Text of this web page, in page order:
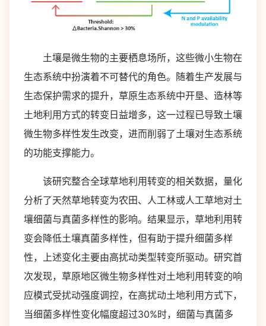
土壤是微生物的主要栖息场所，这些微小生物在
生态系统中扮演着不可替代的角色。随着生产发展与
生态保护需求的提升，草原生态系统中开垦、造林等
土地利用方式的转变日益增多，这一过程已导致土壤
微生物多样性发生改变，进而削弱了土壤对生态系统
的功能支撑能力。
该研究整合全球草地利用转变的相关数据，量化
分析了天然草地转变为农田、人工林或人工草地对土
壤细菌与真菌多样性的影响。结果显示，草地利用转
变会降低土壤真菌多样性，但有助于提升细菌多样
性，上述变化主要由高扰动类型转变所驱动。研究首
次发现，草原地区微生物多样性对土地利用转变的响
应模式受扰动强度调控，在高扰动土地利用方式下，
当细菌多样性变化幅度超过30%时，细菌与真菌多